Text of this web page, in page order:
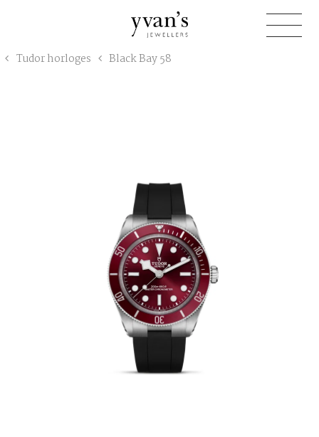
Jewellers
Tudor horloges Black Bay 58